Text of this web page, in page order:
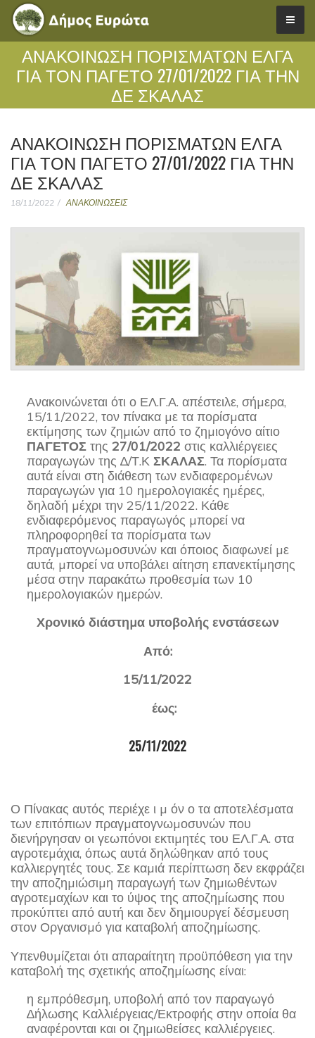
ΑΝΑΚΟΙΝΩΣΗ ΠΟΡΙΣΜΑΤΩΝ ΕΛΓΑ
ΓΙΑ ΤΟΝ ΠΑΓΕΤΟ 27/01/2022 ΓΙΑ ΤΗΝ
ΔΕ ΣΚΑΛΑΣ
ΑΝΑΚΟΙΝΩΣΗ ΠΟΡΙΣΜΑΤΩΝ ΕΛΓΑ
ΓΙΑ ΤΟΝ ΠΑΓΕΤΟ 27/01/2022 ΓΙΑ ΤΗΝ
ΔΕ ΣΚΑΛΑΣ
18/11/2022 ΑΝΑΚΟΙΝΩΣΕΙΣ
Ανακοινώνεται ότι ο ΕΛ.Γ.Α. απέστειλε, σήµερα,
15/11/2022, τον πίνακα µε τα πορίσµατα
εκτίµησης των ζηµιών από το ζηµιογόνο αίτιο
ΠΑΓΕΤΟΣ της 27/01/2022 στις καλλιέργειες
παραγωγών της ∆/Τ.Κ ΣΚΑΛΑΣ. Τα πορίσµατα
αυτά είναι στη διάθεση των ενδιαφεροµένων
παραγωγών για 10 ηµερολογιακές ηµέρες,
δηλαδή µέχρι την 25/11/2022. Κάθε
ενδιαφερόµενος παραγωγός µπορεί να
πληροφορηθεί τα πορίσµατα των
πραγµατογνωµοσυνών και όποιος διαφωνεί µε
αυτά, µπορεί να υποβάλει αίτηση επανεκτίµησης
µέσα στην παρακάτω προθεσµία των 10
ηµερολογιακών ηµερών.
Χρονικό διάστηµα υποβολής ενστάσεων
Από:
15/11/2022
έως:
25/11/2022
Ο Πίνακας αυτός περιέχε ι µ όν ο τα αποτελέσµατα
των επιτόπιων πραγµατογνωµοσυνών που
διενήργησαν οι γεωπόνοι εκτιµητές του ΕΛ.Γ.Α. στα
αγροτεµάχια, όπως αυτά δηλώθηκαν από τους
καλλιεργητές τους. Σε καµιά περίπτωση δεν εκφράζει
την αποζηµιώσιµη παραγωγή των ζηµιωθέντων
αγροτεµαχίων και το ύψος της αποζηµίωσης που
προκύπτει από αυτή και δεν δηµιουργεί δέσµευση
στον Οργανισµό για καταβολή αποζηµίωσης.
Υπενθυµίζεται ότι απαραίτητη προϋπόθεση για την
καταβολή της σχετικής αποζηµίωσης είναι:
η εµπρόθεσµη, υποβολή από τον παραγωγό
∆ήλωσης Καλλιέργειας/Εκτροφής στην οποία θα
αναφέρονται και οι ζηµιωθείσες καλλιέργειες.